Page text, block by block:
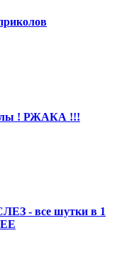
! РЖАКА !!!
- все шутки в 1